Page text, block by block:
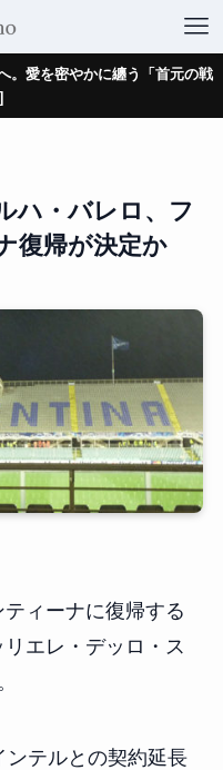
。愛を密やかに纏う「首元の戦
ハ・バレロ、フ
復帰が決定か
ィーナに復帰する
エレ・デッロ・ス
ンテルとの契約延長